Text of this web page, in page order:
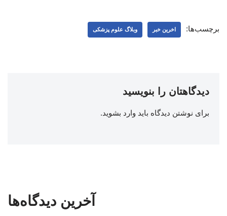
برچسب‌ها: اخرین خبر وبلاگ علوم پزشکی
دیدگاهتان را بنویسید
برای نوشتن دیدگاه باید وارد بشوید.
آخرین دیدگاه‌ها